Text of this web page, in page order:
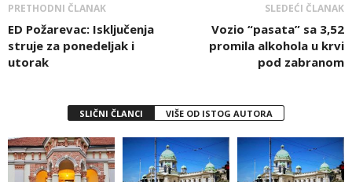
PRETHODNI ČLANAK
ED Požarevac: Isključenja
struje za ponedeljak i
utorak
SLEDEĆI ČLANAK
Vozio “pasata” sa 3,52
promila alkohola u krvi
pod zabranom
SLIČNI ČLANCI VIŠE OD ISTOG AUTORA